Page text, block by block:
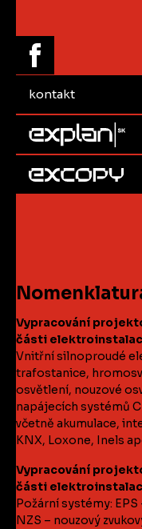
kontakt
Vypracování
části
Vnitřní silnoproudé
trafostanice,
osvětlení, nouzové
napájecích systémů
včetně akumulace,
KNX, Loxone, Inels
Vypracování
části
Požární systémy:
NZS – nouzový